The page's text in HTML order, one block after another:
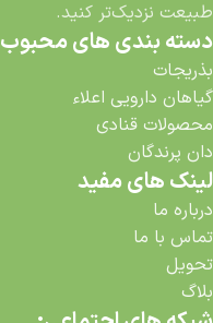
طبیعت نزدیک‌تر کنید.
دسته بندی های محبوب
بذریجات
گیاهان دارویی اعلاء
محصولات قنادی
دان پرندگان
لینک های مفید
درباره ما
تماس با ما
تحویل
بلاگ